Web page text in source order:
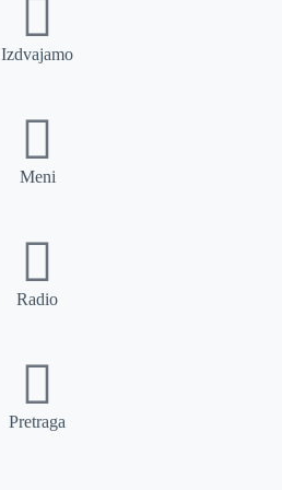
Izdvajamo
Meni
Radio
Pretraga